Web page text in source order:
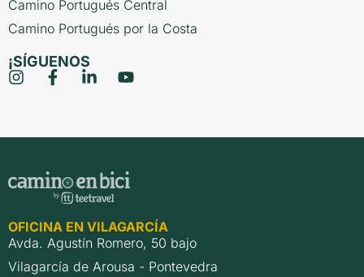
Camino Portugués Central
Camino Portugués por la Costa
¡SÍGUENOS
OFICINA EN VILAGARCÍA
Avda. Agustín Romero, 50 bajo
Vilagarcía de Arousa - Pontevedra